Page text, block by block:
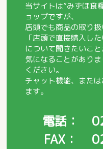
当サイトは”みずほ食
ョップですが、
店頭でも商品の取り扱
「店頭で直接購入し
について聞きたいこと
気になることがあり
ください。
チャット機能、また
ます。
電話
FAX